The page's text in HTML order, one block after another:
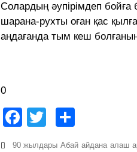
Солардың әупірімдеп бойға
шарана-рухты оған қас
аңдағанда тым кеш
0
Facebook
Twitter
90 жылдары Абай айдана алаш